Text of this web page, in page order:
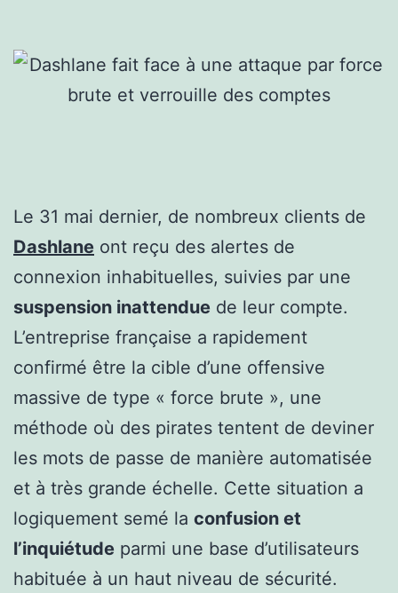
Le 31 mai dernier, de nombreux clients de
Dashlane ont reçu des alertes de
connexion inhabituelles, suivies par une
suspension inattendue de leur compte.
L’entreprise française a rapidement
confirmé être la cible d’une offensive
massive de type « force brute », une
méthode où des pirates tentent de deviner
les mots de passe de manière automatisée
et à très grande échelle. Cette situation a
logiquement semé la confusion et
l’inquiétude parmi une base d’utilisateurs
habituée à un haut niveau de sécurité.